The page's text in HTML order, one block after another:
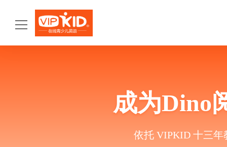
首页
成为Dino
依托 VIPKID 十三